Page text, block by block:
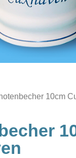
10cm